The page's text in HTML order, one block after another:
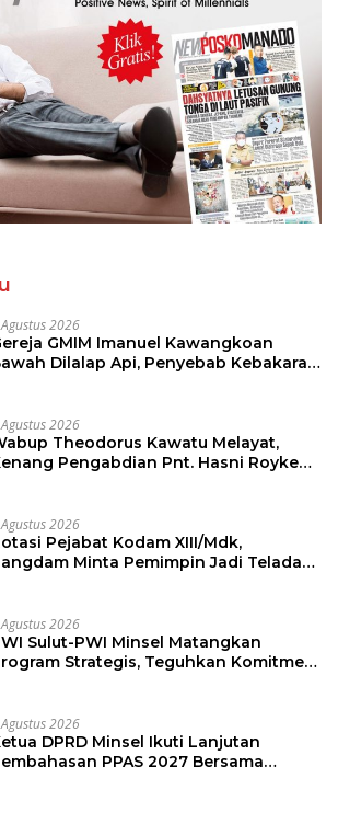
2026
GMIM Imanuel Kawangkoan
Dilalap Api, Penyebab Kebakaran
2026
Theodorus Kawatu Melayat,
Pengabdian Pnt. Hasni Royke
2026
Pejabat Kodam XIII/Mdk,
Minta Pemimpin Jadi Teladan
2026
Sulut-PWI Minsel Matangkan
Strategis, Teguhkan Komitmen
2026
DPRD Minsel Ikuti Lanjutan
PPAS 2027 Bersama